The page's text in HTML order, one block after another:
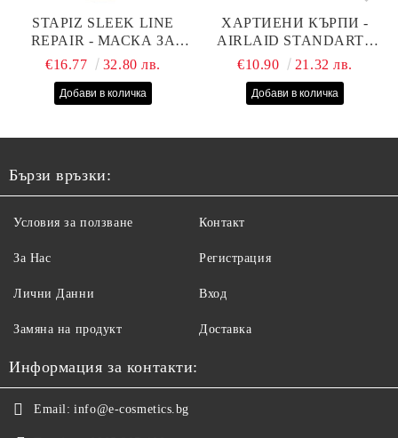
STAPIZ SLEEK LINE
REPAIR - МАСКА ЗА
СУХИ, ИЗТОЩЕНИ И
КОПРИНЕНИ
€16.77 32.80 лв.
ХАРТИЕНИ КЪРПИ -
AIRLAID STANDART -
40СМ/70СМ - 100БР
€10.90 21.32 лв.
Бързи връзки:
Условия за ползване
За Нас
Лични Данни
Замяна на продукт
Контакт
Регистрация
Вход
Доставка
Информация за контакти:
Email: info@e-cosmetics.bg